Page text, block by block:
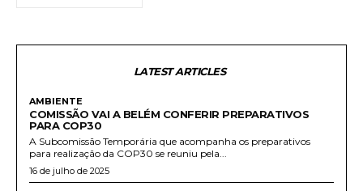
LATEST ARTICLES
AMBIENTE
COMISSÃO VAI A BELÉM CONFERIR PREPARATIVOS
PARA COP30
A Subcomissão Temporária que acompanha os preparativos
para realização da COP30 se reuniu pela...
16 de julho de 2025